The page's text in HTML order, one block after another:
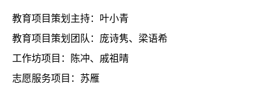
教育项目策划主持：叶小青
教育项目策划团队：庞诗隽、梁语希
工作坊项目：陈冲、戚祖晴
志愿服务项目：苏雁